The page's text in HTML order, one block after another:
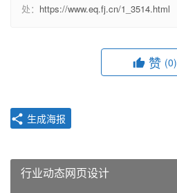
处： https://www.eq.fj.cn/1_3514.html
赞 (0)
生成海报
行业动态网页设计